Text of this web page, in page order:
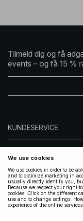
Tilmeld dig og få
events – og få 15 %
KUNDESERVICE
FØLG OS
GYLDIGE